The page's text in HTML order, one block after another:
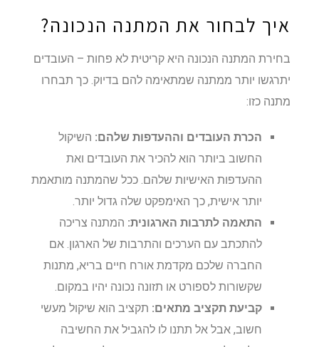
איך לבחור את המתנה הנכונה?
בחירת המתנה הנכונה היא קריטית לא פחות – העובדים
יתרגשו יותר ממתנה שמתאימה להם בדיוק. כך תבחרו
מתנה כזו:
הכרת העובדים וההעדפות שלהם:השיקול
החשוב ביותר הוא להכיר את העובדים ואת
ההעדפות האישיות שלהם. ככל שהמתנה מותאמת
יותר אישית, כך האימפקט שלה גדול יותר.
התאמה לתרבות הארגונית:המתנה צריכה
להתכתב עם הערכים והתרבות של הארגון. אם
החברה שלכם מקדמת אורח חיים בריא, מתנות
שקשורות לספורט או תזונה נכונה יהיו במקום.
קביעת תקציב מתאים:תקציב הוא שיקול מעשי
חשוב, אבל אל תתנו לו להגביל את החשיבה